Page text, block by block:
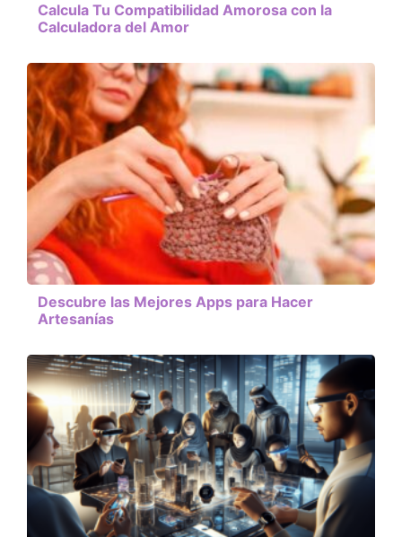
Calcula Tu Compatibilidad Amorosa con la
Calculadora del Amor
Descubre las Mejores Apps para Hacer
Artesanías